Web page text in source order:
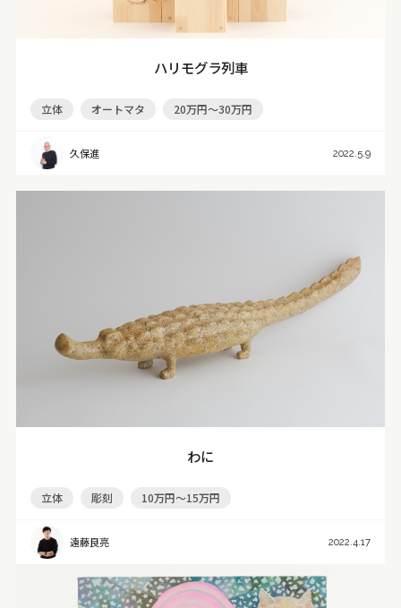
ハリモグラ列車
立体 オートマタ 20万円～30万円
久保進 2022.5.9
わに
立体 彫刻 10万円～15万円
遠藤良亮 2022.4.17